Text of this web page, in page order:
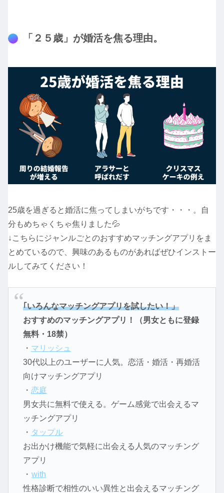
「２５歳」が婚活を焦る理由。
25歳を過ぎると婚活に焦ってしまいがちです・・・。自
分もめちゃくちゃ焦りました💦
↓こちらにジャンルごとのおすすめマッチングアプリをま
とめているので、興味のあるものがあればぜひインストー
ルしてみてください！
｢いろんなマッチングアプリを試したい！」
おすすめのマッチングアプリ！（男女ともに登録
無料・18禁）
・ マリッシュ
30代以上のユーザーに人気。恋活・婚活・再婚活
向けマッチングアプリ
・ 恋庭
男女共に無料で使える。ゲーム感覚で出会えるマ
ッチングアプリ
・ タップル
お出かけ機能で気軽に出会える人気のマッチング
アプリ
・ with
性格診断で相性のいい異性と出会えるマッチング